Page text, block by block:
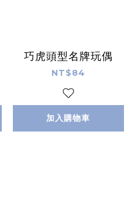
巧虎頭型名牌玩偶
NT$84
加入購物車